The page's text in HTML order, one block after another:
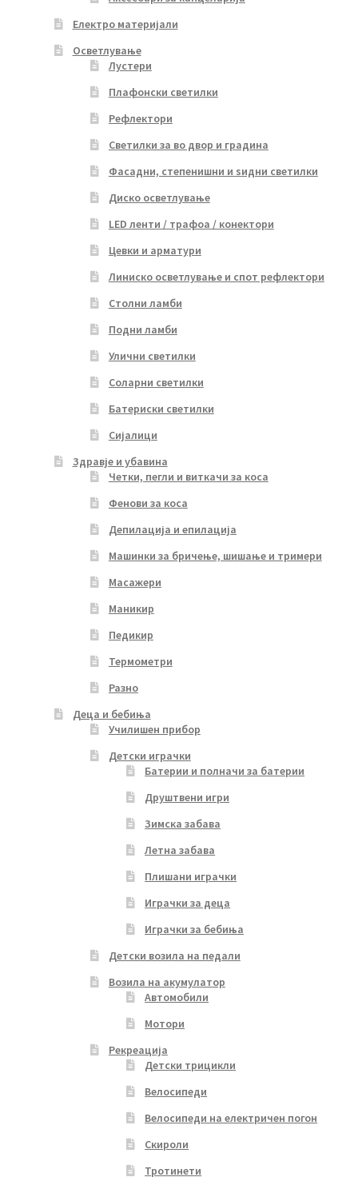
Електро материјали
Осветлување
Лустери
Плафонски светилки
Рефлектори
Светилки за во двор и градина
Фасадни, степенишни и ѕидни светилки
Диско осветлување
LED ленти / трафоа / конектори
Цевки и арматури
Линиско осветлување и спот рефлектори
Столни ламби
Подни ламби
Улични светилки
Соларни светилки
Батериски светилки
Сијалици
Здравје и убавина
Четки, пегли и виткачи за коса
Фенови за коса
Депилација и епилација
Машинки за бричење, шишање и тримери
Масажери
Маникир
Педикир
Термометри
Разно
Деца и бебиња
Училишен прибор
Детски играчки
Батерии и полначи за батерии
Друштвени игри
Зимска забава
Летна забава
Плишани играчки
Играчки за деца
Играчки за бебиња
Детски возила на педали
Возила на акумулатор
Автомобили
Мотори
Рекреација
Детски трицикли
Велосипеди
Велосипеди на електричен погон
Скироли
Тротинети